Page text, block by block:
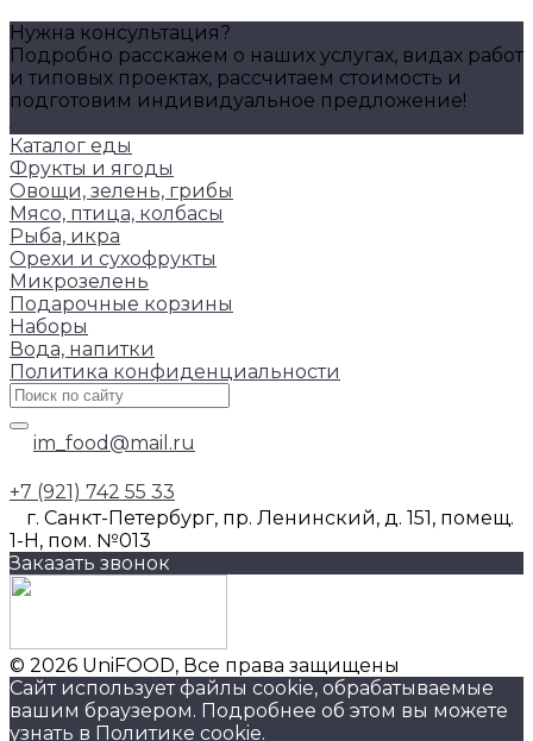
Нужна консультация?
Подробно расскажем о наших услугах, видах работ
и типовых проектах, рассчитаем стоимость и
подготовим индивидуальное предложение!
Каталог еды
Фрукты и ягоды
Овощи, зелень, грибы
Мясо, птица, колбасы
Рыба, икра
Орехи и сухофрукты
Микрозелень
Подарочные корзины
Наборы
Вода, напитки
Политика конфиденциальности
im_food@mail.ru
+7 (921) 742 55 33
г. Санкт-Петербург, пр. Ленинский, д. 151, помещ.
1-Н, пом. №013
Заказать звонок
© 2026 UniFOOD, Все права защищены
Сайт использует файлы cookie, обрабатываемые
вашим браузером. Подробнее об этом вы можете
узнать в Политике cookie.